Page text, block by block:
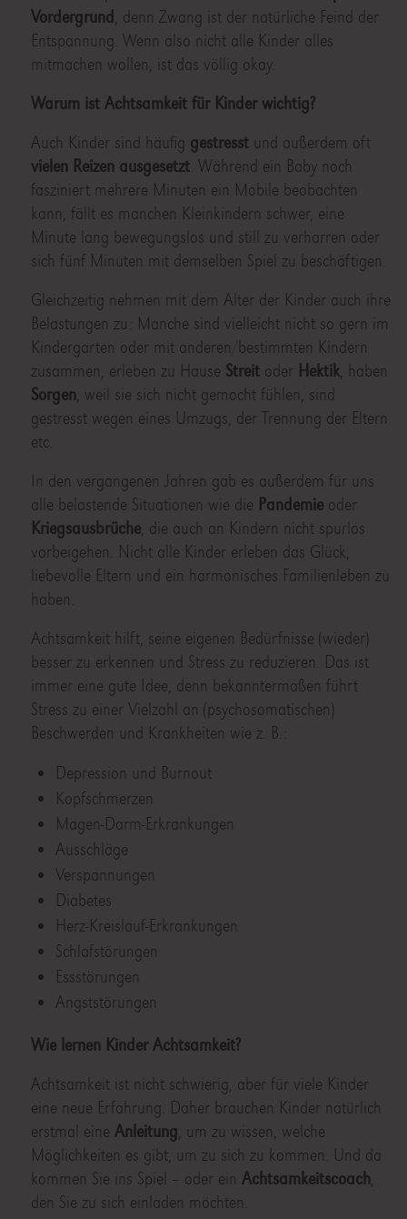
Vordergrund , denn Zwang ist der natürliche Feind der
Entspannung. Wenn also nicht alle Kinder alles
mitmachen wollen, ist das völlig okay.
Warum ist Achtsamkeit für Kinder wichtig?
Auch Kinder sind häufig gestresstund außerdem oft
vielen Reizen ausgesetzt. Während ein Baby noch
fasziniert mehrere Minuten ein Mobile beobachten
kann, fällt es manchen Kleinkindern schwer, eine
Minute lang bewegungslos und still zu verharren oder
sich fünf Minuten mit demselben Spiel zu beschäftigen.
Gleichzeitig nehmen mit dem Alter der Kinder auch ihre
Belastungen zu: Manche sind vielleicht nicht so gern im
Kindergarten oder mit anderen/bestimmten Kindern
zusammen, erleben zu Hause Streitoder Hektik, haben
Sorgen , weil sie sich nicht gemocht fühlen, sind
gestresst wegen eines Umzugs, der Trennung der Eltern
etc.
In den vergangenen Jahren gab es außerdem für uns
alle belastende Situationen wie die Pandemieoder
Kriegsausbrüche, die auch an Kindern nicht spurlos
vorbeigehen. Nicht alle Kinder erleben das Glück,
liebevolle Eltern und ein harmonisches Familienleben zu
haben.
Achtsamkeit hilft, seine eigenen Bedürfnisse (wieder)
besser zu erkennen und Stress zu reduzieren. Das ist
immer eine gute Idee, denn bekanntermaßen führt
Stress zu einer Vielzahl an (psychosomatischen)
Beschwerden und Krankheiten wie z. B.:
Depression und Burnout
Kopfschmerzen
Magen-Darm-Erkrankungen
Ausschläge
Verspannungen
Diabetes
Herz-Kreislauf-Erkrankungen
Schlafstörungen
Essstörungen
Angststörungen
Wie lernen Kinder Achtsamkeit?
Achtsamkeit ist nicht schwierig, aber für viele Kinder
eine neue Erfahrung. Daher brauchen Kinder natürlich
erstmal eine Anleitung , um zu wissen, welche
Möglichkeiten es gibt, um zu sich zu kommen. Und da
kommen Sie ins Spiel – oder ein Achtsamkeitscoach
den Sie zu sich einladen möchten.